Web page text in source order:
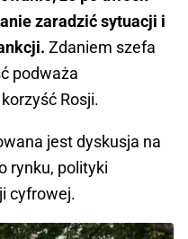
zaradzić sytuacji i
Zdaniem szefa
podważa
Rosji.
jest dyskusja na
rynku, polityki
cyfrowej.